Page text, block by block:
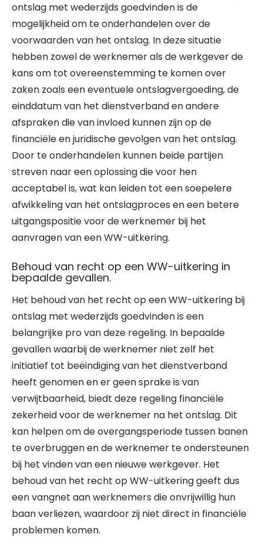
ontslag met wederzijds goedvinden is de
mogelijkheid om te onderhandelen over de
voorwaarden van het ontslag. In deze situatie
hebben zowel de werknemer als de werkgever de
kans om tot overeenstemming te komen over
zaken zoals een eventuele ontslagvergoeding, de
einddatum van het dienstverband en andere
afspraken die van invloed kunnen zijn op de
financiële en juridische gevolgen van het ontslag.
Door te onderhandelen kunnen beide partijen
streven naar een oplossing die voor hen
acceptabel is, wat kan leiden tot een soepelere
afwikkeling van het ontslagproces en een betere
uitgangspositie voor de werknemer bij het
aanvragen van een WW-uitkering.
Behoud van recht op een WW-uitkering in
bepaalde gevallen.
Het behoud van het recht op een WW-uitkering bij
ontslag met wederzijds goedvinden is een
belangrijke pro van deze regeling. In bepaalde
gevallen waarbij de werknemer niet zelf het
initiatief tot beëindiging van het dienstverband
heeft genomen en er geen sprake is van
verwijtbaarheid, biedt deze regeling financiële
zekerheid voor de werknemer na het ontslag. Dit
kan helpen om de overgangsperiode tussen banen
te overbruggen en de werknemer te ondersteunen
bij het vinden van een nieuwe werkgever. Het
behoud van het recht op WW-uitkering geeft dus
een vangnet aan werknemers die onvrijwillig hun
baan verliezen, waardoor zij niet direct in financiële
problemen komen.